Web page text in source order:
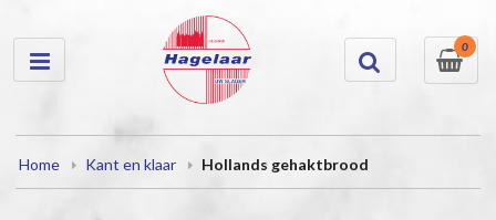
0
Home Kant en klaar Hollands gehaktbrood